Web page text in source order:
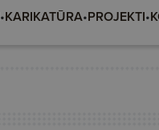
•KARIKATŪRA•PROJEKTI•